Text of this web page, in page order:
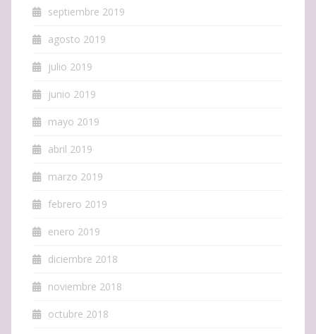
septiembre 2019
agosto 2019
julio 2019
junio 2019
mayo 2019
abril 2019
marzo 2019
febrero 2019
enero 2019
diciembre 2018
noviembre 2018
octubre 2018